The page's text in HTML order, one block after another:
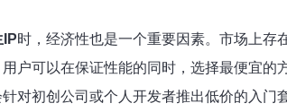
IP时，经济性也是一个重要因素。市场上存
户可以在保证性能的同时，选择最便宜的
对初创公司或个人开发者推出低价的入